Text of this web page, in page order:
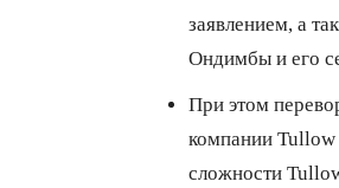
заявлением, а
Ондимбы и его
При этом
компании Tullow
сложности